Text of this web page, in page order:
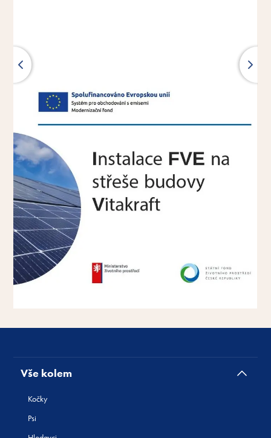
Vše kolem
Kočky
Psi